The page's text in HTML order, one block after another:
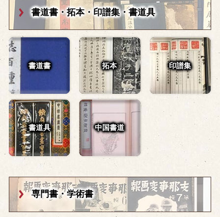
書道書・拓本・ 印譜集・書道具
書道書 拓本 印譜集
書道具 中国書道
専門書・学術書